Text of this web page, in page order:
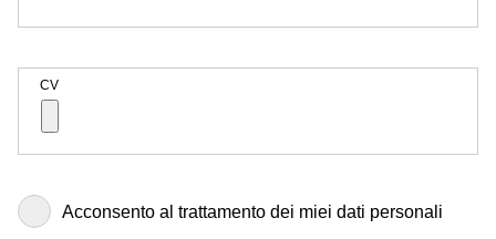
CV
Acconsento al trattamento dei miei dati personali